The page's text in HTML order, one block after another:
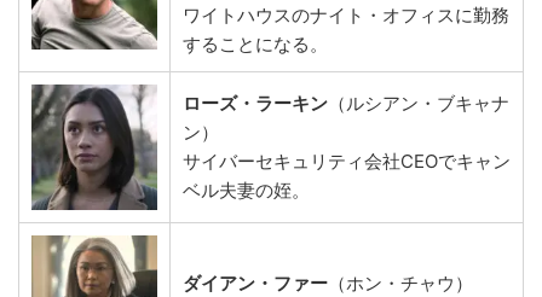
ワイトハウスのナイト・オフィスに勤務
することになる。
ローズ・ラーキン （ルシアン・ブキャナ
ン）
サイバーセキュリティ会社CEOでキャン
ベル夫妻の姪。
ダイアン・ファー （ホン・チャウ）